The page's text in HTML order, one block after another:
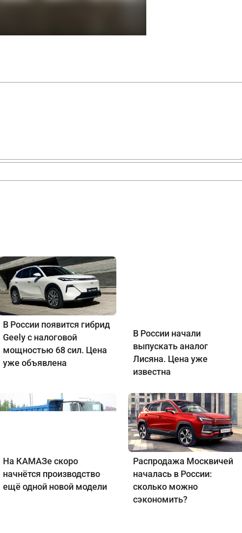
В России появится гибрид
Geely с налоговой
мощностью 68 сил. Цена
уже объявлена
В России начали
выпускать аналог
Лисяна. Цена уже
известна
На КАМАЗе скоро
начнётся производство
ещё одной новой модели
Распродажа Москвичей
началась в России:
сколько можно
сэкономить?